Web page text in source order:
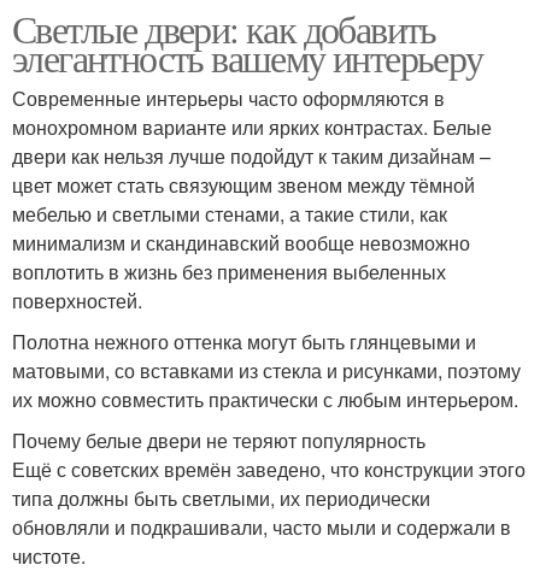
Светлые двери: как добавить
элегантность вашему интерьеру
Современные интерьеры часто оформляются в
монохромном варианте или ярких контрастах. Белые
двери как нельзя лучше подойдут к таким дизайнам –
цвет может стать связующим звеном между тёмной
мебелью и светлыми стенами, а такие стили, как
минимализм и скандинавский вообще невозможно
воплотить в жизнь без применения выбеленных
поверхностей.
Полотна нежного оттенка могут быть глянцевыми и
матовыми, со вставками из стекла и рисунками, поэтому
их можно совместить практически с любым интерьером.
Почему белые двери не теряют популярность
Ещё с советских времён заведено, что конструкции этого
типа должны быть светлыми, их периодически
обновляли и подкрашивали, часто мыли и содержали в
чистоте.